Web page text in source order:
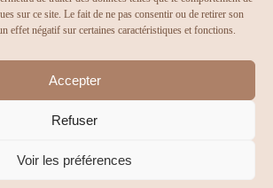
sur ce site. Le fait de ne pas consentir ou de retirer son
effet négatif sur certaines caractéristiques et fonctions.
Accepter
Refuser
Voir les préférences